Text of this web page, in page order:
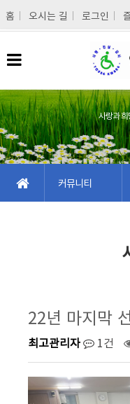
홈
오시는 길 로그인
사랑과
커뮤니티
22년 마지막
최고관리자 1건